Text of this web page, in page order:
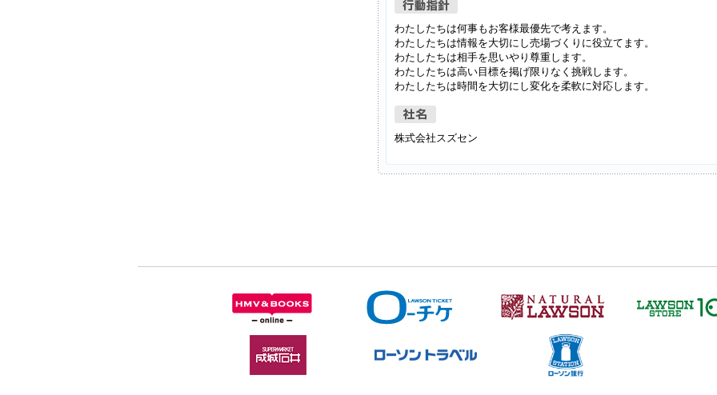
わたしたちは何事もお客様最優先で考えます。
わたしたちは情報を大切にし売場づくりに役立てます。
わたしたちは相手を思いやり尊重します。
わたしたちは高い目標を掲げ限りなく挑戦します。
わたしたちは時間を大切にし変化を柔軟に対応します。
株式会社スズセン